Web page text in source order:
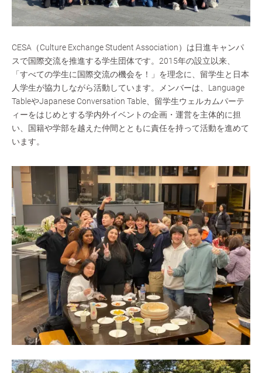
CESA（Culture Exchange Student Association）は日進キャンパ
スで国際交流を推進する学生団体です。2015年の設立以来、
「すべての学生に国際交流の機会を！」を理念に、留学生と日本
人学生が協力しながら活動しています。メンバーは、Language
TableやJapanese Conversation Table、留学生ウェルカムパーテ
ィーをはじめとする学内外イベントの企画・運営を主体的に担
い、国籍や学部を越えた仲間とともに責任を持って活動を進めて
います。